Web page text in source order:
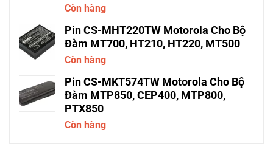
Còn hàng
Pin CS-MHT220TW Motorola Cho Bộ
Đàm MT700, HT210, HT220, MT500
Còn hàng
Pin CS-MKT574TW Motorola Cho Bộ
Đàm MTP850, CEP400, MTP800,
PTX850
Còn hàng